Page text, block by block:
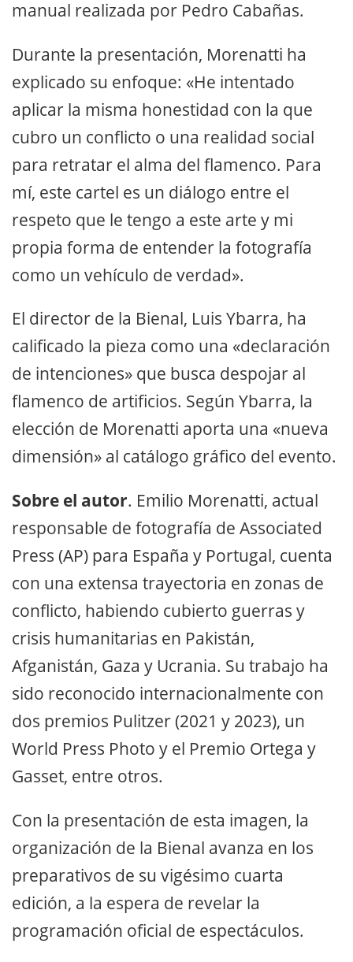
manual realizada por Pedro Cabañas.
Durante la presentación, Morenatti ha
explicado su enfoque: «He intentado
aplicar la misma honestidad con la que
cubro un conflicto o una realidad social
para retratar el alma del flamenco. Para
mí, este cartel es un diálogo entre el
respeto que le tengo a este arte y mi
propia forma de entender la fotografía
como un vehículo de verdad».
El director de la Bienal, Luis Ybarra, ha
calificado la pieza como una «declaración
de intenciones» que busca despojar al
flamenco de artificios. Según Ybarra, la
elección de Morenatti aporta una «nueva
dimensión» al catálogo gráfico del evento.
Sobre el autor. Emilio Morenatti, actual
responsable de fotografía de Associated
Press (AP) para España y Portugal, cuenta
con una extensa trayectoria en zonas de
conflicto, habiendo cubierto guerras y
crisis humanitarias en Pakistán,
Afganistán, Gaza y Ucrania. Su trabajo ha
sido reconocido internacionalmente con
dos premios Pulitzer (2021 y 2023), un
World Press Photo y el Premio Ortega y
Gasset, entre otros.
Con la presentación de esta imagen, la
organización de la Bienal avanza en los
preparativos de su vigésimo cuarta
edición, a la espera de revelar la
programación oficial de espectáculos.